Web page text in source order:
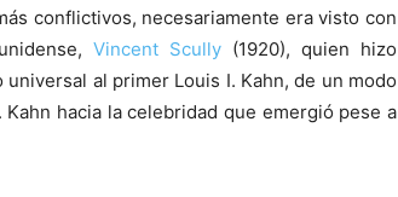
conflictivos, necesariamente era visto con
Vincent Scully (1920), quien hizo
al primer Louis I. Kahn, de un modo
hacia la celebridad que emergió pese a